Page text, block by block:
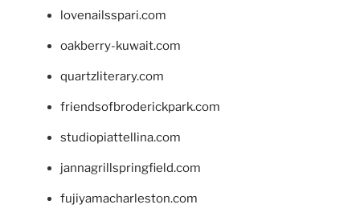
lovenailsspari.com
oakberry-kuwait.com
quartzliterary.com
friendsofbroderickpark.com
studiopiattellina.com
jannagrillspringfield.com
fujiyamacharleston.com